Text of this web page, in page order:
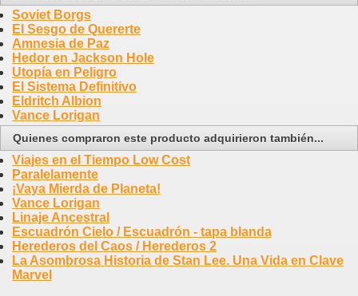
Soviet Borgs
El Sesgo de Quererte
Amnesia de Paz
Hedor en Jackson Hole
Utopía en Peligro
El Sistema Definitivo
Eldritch Albion
Vance Lorigan
Quienes compraron este producto adquirieron también...
Viajes en el Tiempo Low Cost
Paralelamente
¡Vaya Mierda de Planeta!
Vance Lorigan
Linaje Ancestral
Escuadrón Cielo / Escuadrón - tapa blanda
Herederos del Caos / Herederos 2
La Asombrosa Historia de Stan Lee. Una Vida en Clave
Marvel